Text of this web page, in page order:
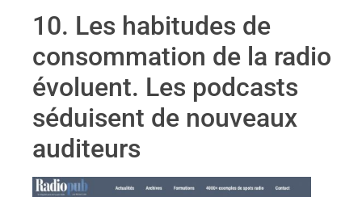
10. Les habitudes de
consommation de la radio
évoluent. Les podcasts
séduisent de nouveaux
auditeurs